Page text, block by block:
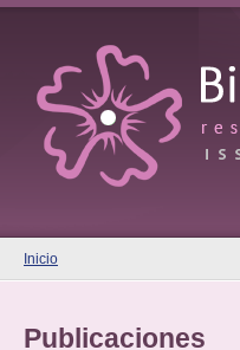
Inicio
Publicaciones